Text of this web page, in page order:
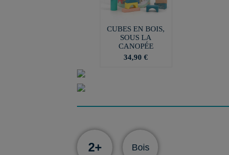
CUBES EN BOIS,
SOUS LA
CANOPÉE
34,90 €
2+ Bois